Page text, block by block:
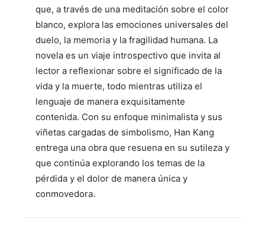
que, a través de una meditación sobre el color
blanco, explora las emociones universales del
duelo, la memoria y la fragilidad humana. La
novela es un viaje introspectivo que invita al
lector a reflexionar sobre el significado de la
vida y la muerte, todo mientras utiliza el
lenguaje de manera exquisitamente
contenida. Con su enfoque minimalista y sus
viñetas cargadas de simbolismo, Han Kang
entrega una obra que resuena en su sutileza y
que continúa explorando los temas de la
pérdida y el dolor de manera única y
conmovedora.